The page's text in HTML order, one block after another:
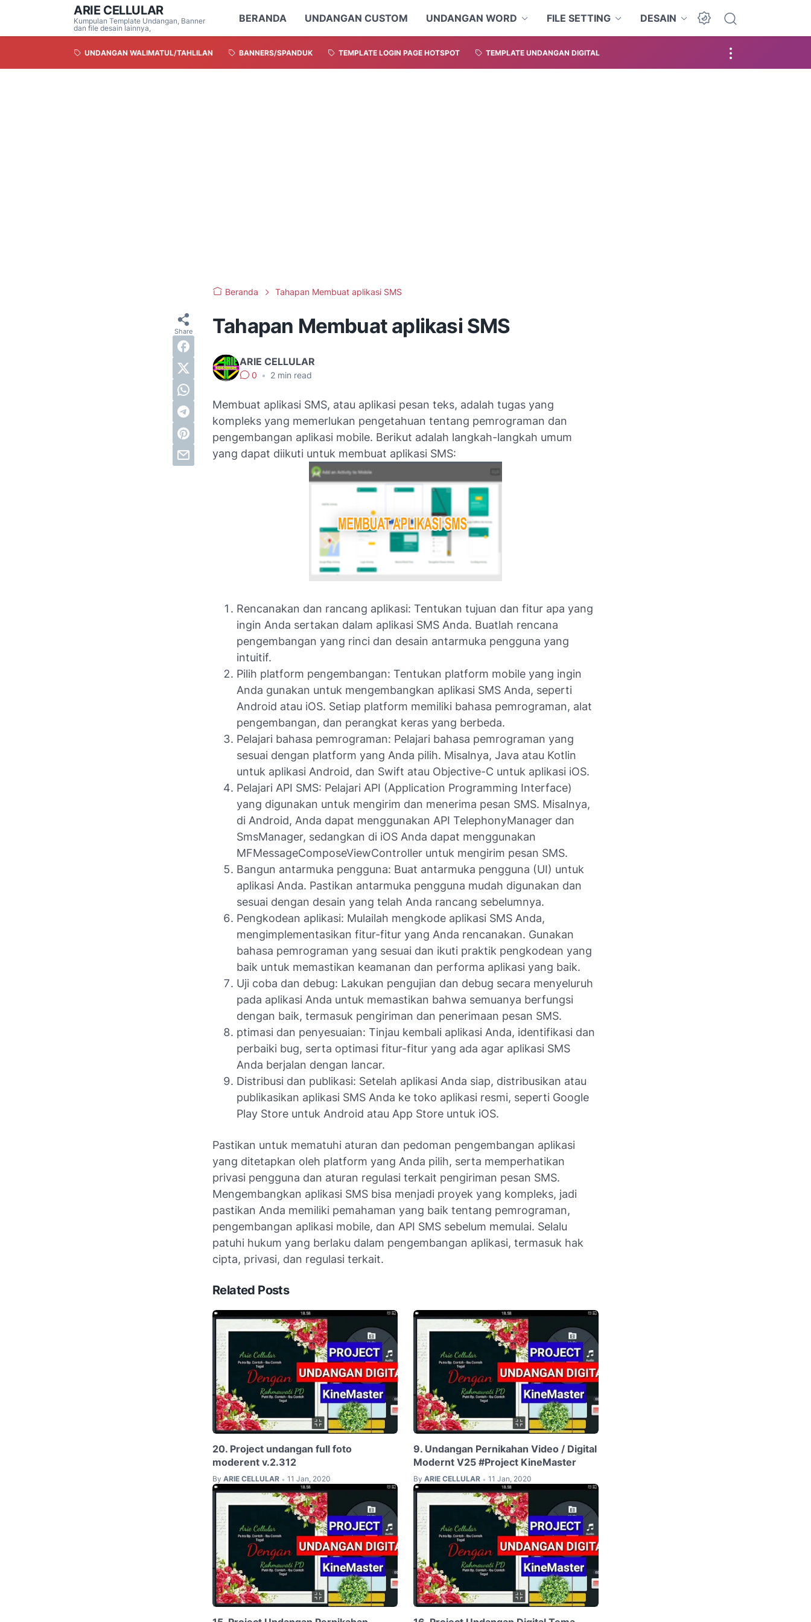
ARIE CELLULAR
Kumpulan Template Undangan, Banner
dan file desain lainnya,
BERANDA UNDANGAN CUSTOM UNDANGAN WORD FILE SETTING DESAIN
UNDANGAN WALIMATUL/TAHLILAN BANNERS/SPANDUK TEMPLATE LOGIN PAGE HOTSPOT TEMPLATE UNDANGAN DIGITAL
Beranda Tahapan Membuat aplikasi SMS
Tahapan Membuat aplikasi SMS
ARIE CELLULAR
0 • 2 min read
Membuat aplikasi SMS, atau aplikasi pesan teks, adalah tugas yang
kompleks yang memerlukan pengetahuan tentang pemrograman dan
pengembangan aplikasi mobile. Berikut adalah langkah-langkah umum
yang dapat diikuti untuk membuat aplikasi SMS:
Rencanakan dan rancang aplikasi: Tentukan tujuan dan fitur apa yang
ingin Anda sertakan dalam aplikasi SMS Anda. Buatlah rencana
pengembangan yang rinci dan desain antarmuka pengguna yang
intuitif.
Pilih platform pengembangan: Tentukan platform mobile yang ingin
Anda gunakan untuk mengembangkan aplikasi SMS Anda, seperti
Android atau iOS. Setiap platform memiliki bahasa pemrograman, alat
pengembangan, dan perangkat keras yang berbeda.
Pelajari bahasa pemrograman: Pelajari bahasa pemrograman yang
sesuai dengan platform yang Anda pilih. Misalnya, Java atau Kotlin
untuk aplikasi Android, dan Swift atau Objective-C untuk aplikasi iOS.
Pelajari API SMS: Pelajari API (Application Programming Interface)
yang digunakan untuk mengirim dan menerima pesan SMS. Misalnya,
di Android, Anda dapat menggunakan API TelephonyManager dan
SmsManager, sedangkan di iOS Anda dapat menggunakan
MFMessageComposeViewController untuk mengirim pesan SMS.
Bangun antarmuka pengguna: Buat antarmuka pengguna (UI) untuk
aplikasi Anda. Pastikan antarmuka pengguna mudah digunakan dan
sesuai dengan desain yang telah Anda rancang sebelumnya.
Pengkodean aplikasi: Mulailah mengkode aplikasi SMS Anda,
mengimplementasikan fitur-fitur yang Anda rencanakan. Gunakan
bahasa pemrograman yang sesuai dan ikuti praktik pengkodean yang
baik untuk memastikan keamanan dan performa aplikasi yang baik.
Uji coba dan debug: Lakukan pengujian dan debug secara menyeluruh
pada aplikasi Anda untuk memastikan bahwa semuanya berfungsi
dengan baik, termasuk pengiriman dan penerimaan pesan SMS.
ptimasi dan penyesuaian: Tinjau kembali aplikasi Anda, identifikasi dan
perbaiki bug, serta optimasi fitur-fitur yang ada agar aplikasi SMS
Anda berjalan dengan lancar.
Distribusi dan publikasi: Setelah aplikasi Anda siap, distribusikan atau
publikasikan aplikasi SMS Anda ke toko aplikasi resmi, seperti Google
Play Store untuk Android atau App Store untuk iOS.
Pastikan untuk mematuhi aturan dan pedoman pengembangan aplikasi
yang ditetapkan oleh platform yang Anda pilih, serta memperhatikan
privasi pengguna dan aturan regulasi terkait pengiriman pesan SMS.
Mengembangkan aplikasi SMS bisa menjadi proyek yang kompleks, jadi
pastikan Anda memiliki pemahaman yang baik tentang pemrograman,
pengembangan aplikasi mobile, dan API SMS sebelum memulai. Selalu
patuhi hukum yang berlaku dalam pengembangan aplikasi, termasuk hak
cipta, privasi, dan regulasi terkait.
Related Posts
20. Project undangan full foto
moderent v.2.312
By ARIE CELLULAR • 11 Jan, 2020
9. Undangan Pernikahan Video / Digital
Modernt V25 #Project KineMaster
By ARIE CELLULAR • 11 Jan, 2020